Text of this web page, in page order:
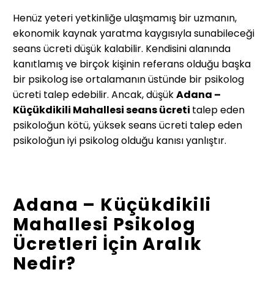
Henüz yeteri yetkinliğe ulaşmamış bir uzmanın,
ekonomik kaynak yaratma kaygısıyla sunabileceği
seans ücreti düşük kalabilir. Kendisini alanında
kanıtlamış ve birçok kişinin referans olduğu başka
bir psikolog ise ortalamanın üstünde bir psikolog
ücreti talep edebilir. Ancak, düşükAdana –
Küçükdikili Mahallesiseans ücreti talep eden
psikoloğun kötü, yüksek seans ücreti talep eden
psikoloğun iyi psikolog olduğu kanısı yanlıştır.
Adana – Küçükdikili
Mahallesi Psikolog
Ücretleri İçin Aralık
Nedir?